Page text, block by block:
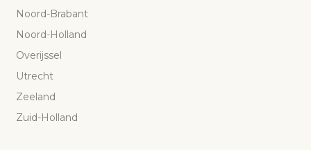
Noord-Brabant
Noord-Holland
Overijssel
Utrecht
Zeeland
Zuid-Holland